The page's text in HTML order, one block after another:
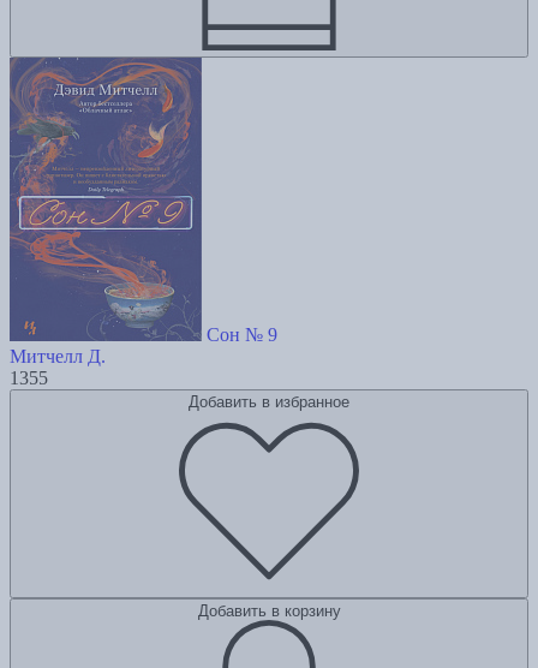
Сон № 9
Митчелл Д.
1355
Добавить в избранное
Добавить в корзину